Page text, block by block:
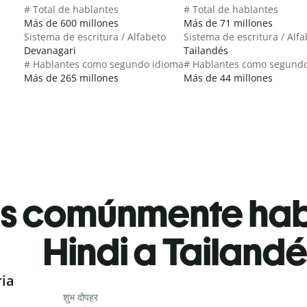
# Total de hablantes
Más de 600 millones
Sistema de escritura / Alfabeto
Devanagari
# Hablantes como segundo idioma
Más de 265 millones
# Total de hablantes
Más de 71 millones
Sistema de escritura /
Tailandés
# Hablantes como
Más de 44 millones
comúnmente
Hindi a
शुभ दोपहर